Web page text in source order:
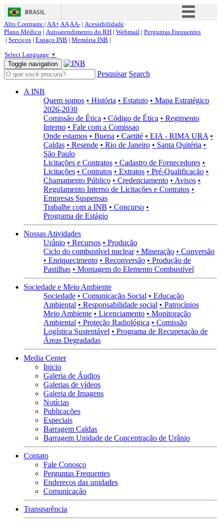
BRASIL
Simplifique!
Acesso à informação
Canais
Alto Contraste | AA+AAAA- | Acessibilidade
Plano Médico | Autoatendimento do RH | Webmail | Perguntas Frequentes
| Serviços | Espaço INB | Memória INB |
Select Language ▼
Toggle navigation
Pesquisar Search
A INB
Quem somos • História • Estatuto • Mapa Estratégico
2026-2030
Comissão de Ética • Código de Ética • Regimento
Interno • Fale com a Comissao
Onde estamos • Buena • Caetité • EIA - RIMA URA •
Caldas • Resende • Rio de Janeiro • Santa Quitéria •
São Paulo
Licitações e Contratos • Cadastro de Fornecedores •
Licitações • Contratos • Extratos • Pré-Qualificação •
Chamamento Público • Credenciamento • Avisos •
Regulamento Interno de Licitações e Contratos •
Empresas Suspensas
Trabalhe com a INB • Concurso •
Programa de Estágio
Nossas Atividades
Urânio • Recursos • Produção
Ciclo do combustível nuclear • Mineração • Conversão
• Enriquecimento • Reconversão • Produção de
Pastilhas • Montagem do Elemento Combustível
Sociedade e Meio Ambiente
Sociedade • Comunicação Social • Educação
Ambiental • Responsabilidade social • Patrocínios
Meio Ambiente • Licenciamento • Monitoração
Ambiental • Proteção Radiológica • Comissão
Logística Sustentável • Programa de Recuperação de
Áreas Degradadas
Media Center
Inicio
Galeria de Áudios
Galerias de vídeos
Galeria de Imagens
Notícias
Publicações
Especiais
Barragem Caldas
Barragem Unidade de Concentração de Urânio
Contato
Fale Conosco
Perguntas Frequentes
Endereços das unidades
Comunicação
Transparência